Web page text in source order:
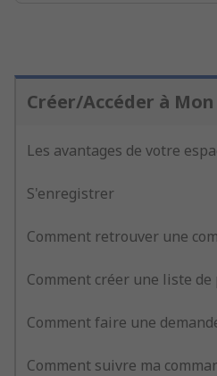
Créer/Accéder à Mon
Les avantages de votre
S'enregistrer
Comment retrouver une
Comment créer une liste de
Comment faire une
Comment suivre ma